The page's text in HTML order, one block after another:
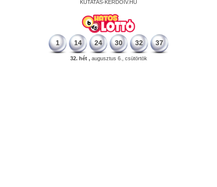
KUTATAS-KERDOIV.HU
1 14 24 30 32 37
32. hét ,augusztus 6., csütörtök